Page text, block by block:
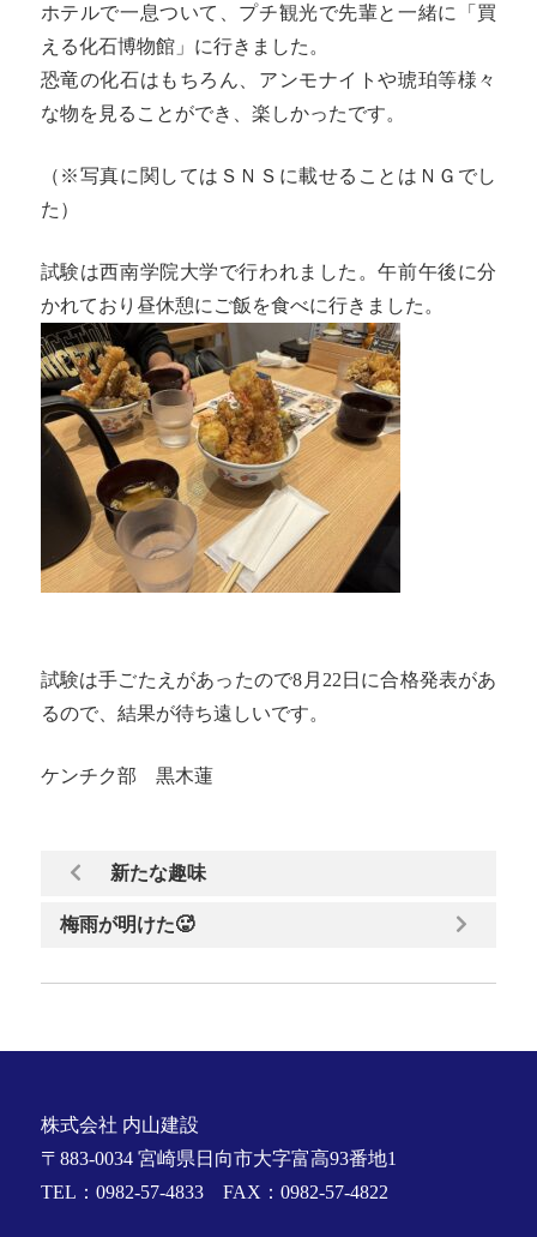
ホテルで一息ついて、プチ観光で先輩と一緒に「買
える化石博物館」に行きました。
恐竜の化石はもちろん、アンモナイトや琥珀等様々
な物を見ることができ、楽しかったです。
（※写真に関してはＳＮＳに載せることはＮＧでし
た）
試験は西南学院大学で行われました。午前午後に分
かれており昼休憩にご飯を食べに行きました。
試験は手ごたえがあったので8月22日に合格発表があ
るので、結果が待ち遠しいです。
ケンチク部 黒木蓮
新たな趣味
梅雨が明けた🥵
株式会社 内山建設
〒883-0034 宮崎県日向市大字富高93番地1
TEL：0982-57-4833 FAX：0982-57-4822